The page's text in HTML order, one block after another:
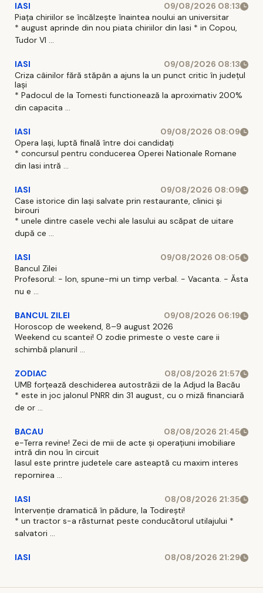
IASI
09/08/2026 08:13
Piața chiriilor se încălzește înaintea noului an universitar
* august aprinde din nou piata chiriilor din Iasi * in Copou,
Tudor Vl ...
IASI
09/08/2026 08:13
Criza câinilor fără stăpân a ajuns la un punct critic în județul
Iași
* Padocul de la Tomesti functionează la aproximativ 200%
din capacita ...
IASI
09/08/2026 08:09
Opera Iași, luptă finală între doi candidați
* concursul pentru conducerea Operei Nationale Romane
din Iasi intră ...
IASI
09/08/2026 08:09
Case istorice din Iași salvate prin restaurante, clinici și
birouri
* unele dintre casele vechi ale Iasului au scăpat de uitare
după ce ...
IASI
09/08/2026 08:05
Bancul Zilei
Profesorul: - Ion, spune-mi un timp verbal. - Vacanta. - Ăsta
nu e ...
BANCUL ZILEI
09/08/2026 06:19
Horoscop de weekend, 8–9 august 2026
Weekend cu scantei! O zodie primeste o veste care ii
schimbă planuril ...
ZODIAC
08/08/2026 21:57
UMB forțează deschiderea autostrăzii de la Adjud la Bacău
* este in joc jalonul PNRR din 31 august, cu o miză financiară
de or ...
BACAU
08/08/2026 21:45
e-Terra revine! Zeci de mii de acte și operațiuni imobiliare
intră din nou în circuit
Iasul este printre judetele care asteaptă cu maxim interes
repornirea ...
IASI
08/08/2026 21:35
Intervenție dramatică în pădure, la Todirești!
* un tractor s-a răsturnat peste conducătorul utilajului *
salvatori ...
IASI 08/08/2026 21:29